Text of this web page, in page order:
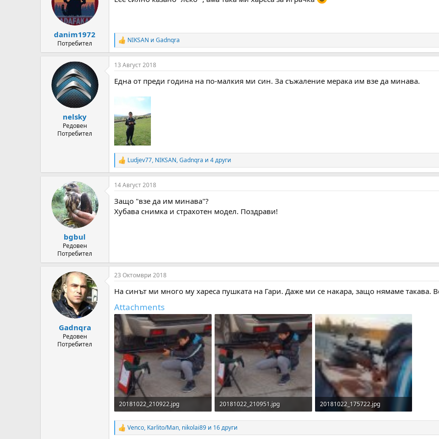
:
danim1972
Потребител
R
e
a
c
i
:
NIKSAN и Gadnqra
nelsky
Редовен
Потребител
13 Август 2018
Една от преди година на по-малкия ми син. За съжаление мерака им взе да минава.
R
e
a
c
i
o
n
Ludjev77, NIKSAN,Gadnqra и 4 други
bgbul
Редовен
Потребител
14 Август 2018
Защо "взе да им минава"?
Хубава снимка и страхотен модел. Поздрави!
Gadnqra
Редовен
Потребител
23 Октомври 2018
На синът ми много му хареса пушката на Гари. Даже ми се накара, защо нямаме такава.
Attachments
20181022_210922.jpg
777.9 KB · Прегледи: 179
20181022_210951.jpg
1,000.6 KB · Прегледи: 175
20181022_175722.jpg
146.3 KB · Прегледи: 173
R
Venco, Karlito/Man, nikolai89 и 16 други